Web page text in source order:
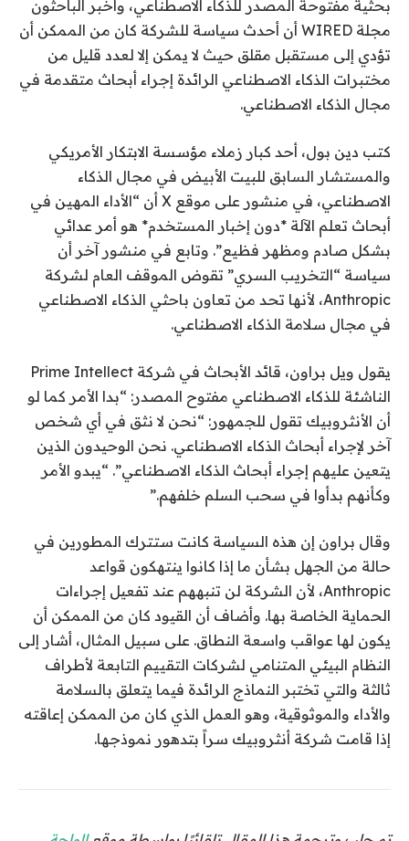
بحثية مفتوحة المصدر للذكاء الاصطناعي، وأخبر الباحثون
مجلة WIRED أن أحدث سياسة للشركة كان من الممكن أن
تؤدي إلى مستقبل مقلق حيث لا يمكن إلا لعدد قليل من
مختبرات الذكاء الاصطناعي الرائدة إجراء أبحاث متقدمة في
مجال الذكاء الاصطناعي.
كتب دين بول، أحد كبار زملاء مؤسسة الابتكار الأمريكي
والمستشار السابق للبيت الأبيض في مجال الذكاء
الاصطناعي، في منشور على موقع X أن “الأداء المهين في
أبحاث تعلم الآلة *دون إخبار المستخدم* هو أمر عدائي
بشكل صادم ومظهر فظيع”. وتابع في منشور آخر أن
سياسة “التخريب السري” تقوض الموقف العام لشركة
Anthropic، لأنها تحد من تعاون باحثي الذكاء الاصطناعي
في مجال سلامة الذكاء الاصطناعي.
يقول ويل براون، قائد الأبحاث في شركة Prime Intellect
الناشئة للذكاء الاصطناعي مفتوح المصدر: “بدا الأمر كما لو
أن الأنثروبيك تقول للجمهور: “نحن لا نثق في أي شخص
آخر لإجراء أبحاث الذكاء الاصطناعي. نحن الوحيدون الذين
يتعين عليهم إجراء أبحاث الذكاء الاصطناعي”. “يبدو الأمر
وكأنهم بدأوا في سحب السلم خلفهم.”
وقال براون إن هذه السياسة كانت ستترك المطورين في
حالة من الجهل بشأن ما إذا كانوا ينتهكون قواعد
Anthropic، لأن الشركة لن تنبههم عند تفعيل إجراءات
الحماية الخاصة بها. وأضاف أن القيود كان من الممكن أن
يكون لها عواقب واسعة النطاق. على سبيل المثال، أشار إلى
النظام البيئي المتنامي لشركات التقييم التابعة لأطراف
ثالثة والتي تختبر النماذج الرائدة فيما يتعلق بالسلامة
والأداء والموثوقية، وهو العمل الذي كان من الممكن إعاقته
إذا قامت شركة أنثروبيك سراً بتدهور نموذجها.